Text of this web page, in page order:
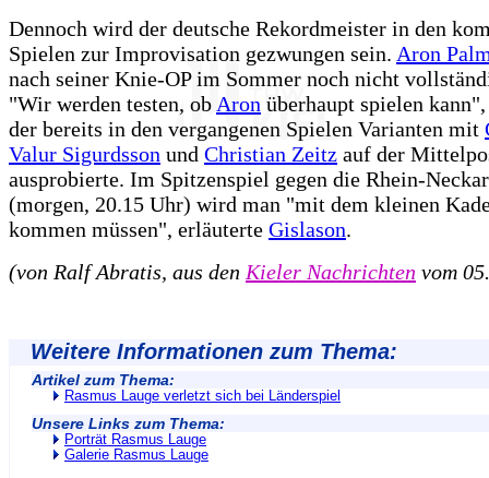
Dennoch wird der deutsche Rekordmeister in den
Spielen zur Improvisation gezwungen sein. Aron
nach seiner Knie-OP im Sommer noch nicht
"Wir werden testen, ob Aron überhaupt spielen
der bereits in den vergangenen Spielen Varianten mit
Valur Sigurdsson und Christian Zeitz auf der
ausprobierte. Im Spitzenspiel gegen die Rhein-
(morgen, 20.15 Uhr) wird man "mit dem kleinen
kommen müssen", erläuterte Gislason.
(von Ralf Abratis, aus den Kieler Nachrichten vom
Weitere Informationen zum Thema:
Artikel zum Thema:
Rasmus Lauge verletzt sich bei Länderspiel
Unsere Links zum Thema:
Porträt Rasmus Lauge
Galerie Rasmus Lauge